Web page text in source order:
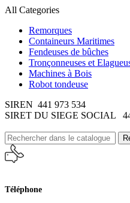
All Categories
Remorques
Containeurs Maritimes
Fendeuses de bûches
Tronçonneuses et
Machines à Bois
Robot tondeuse
SIREN 441 973 534
SIRET DU SIEGE SOCIAL
Téléphone